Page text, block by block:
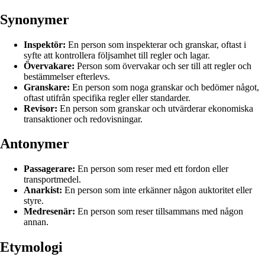
Synonymer
Inspektör: En person som inspekterar och granskar, oftast i
syfte att kontrollera följsamhet till regler och lagar.
Övervakare: Person som övervakar och ser till att regler och
bestämmelser efterlevs.
Granskare: En person som noga granskar och bedömer något,
oftast utifrån specifika regler eller standarder.
Revisor: En person som granskar och utvärderar ekonomiska
transaktioner och redovisningar.
Antonymer
Passagerare: En person som reser med ett fordon eller
transportmedel.
Anarkist: En person som inte erkänner någon auktoritet eller
styre.
Medresenär: En person som reser tillsammans med någon
annan.
Etymologi